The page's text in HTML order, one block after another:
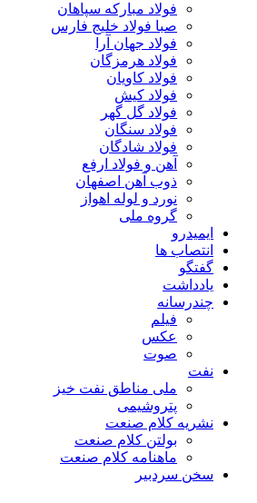
فولاد مبارکه سپاهان
صبا فولاد خلیج فارس
فولاد جهان آرا
فولاد هرمزگان
فولاد کاویان
فولاد کیش
فولاد گل گهر
فولاد سنگان
فولاد شادگان
آهن و فولاد ارفع
ذوب آهن اصفهان
نورد و لوله اهواز
گروه ملی
ایمیدرو
انتصاب ها
گفتگو
یادداشت
چندرسانه
فیلم
عکس
صوت
نفت
ملی مناطق نفت خیز
پتروشیمی
نشریه کلام صنعت
بولتن کلام صنعت
ماهنامه کلام صنعت
سخن سردبیر